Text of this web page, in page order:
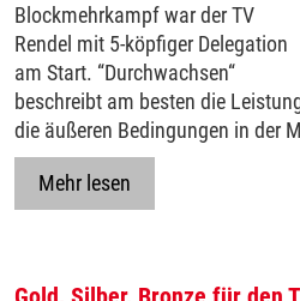
Blockmehrkampf war der TV
Rendel mit 5-köpfiger Delegation
am Start. “Durchwachsen“
beschreibt am besten die
die äußeren Bedingungen in der
Mehr lesen